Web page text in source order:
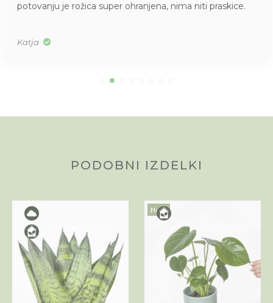
potovanju je rožica super ohranjena, nima niti praskice.
Katja
PODOBNI IZDELKI
Novo